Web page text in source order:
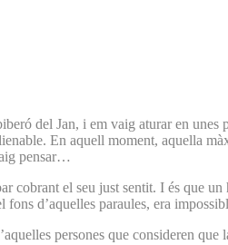
del Jan, i em vaig aturar en
En aquell moment, aquella
pensar…
cobrant el seu just sentit. I és que
d’aquelles paraules, era
persones que consideren